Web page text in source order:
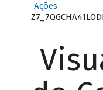
Ações